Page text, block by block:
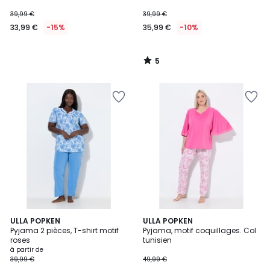
39,99 €
33,99 € -15%
39,99 €
35,99 € -10%
5
/
ULLA POPKEN
Pyjama 2 pièces, T-shirt motif
roses
à partir de
39,99 €
5
/
5
2
Couleurs
ULLA POPKEN
Pyjama, motif coquillages. Col
tunisien
49,99 €